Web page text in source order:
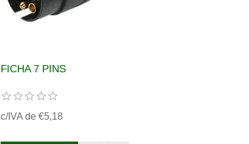
FICHA 7 PINS
c/IVA de €5,18